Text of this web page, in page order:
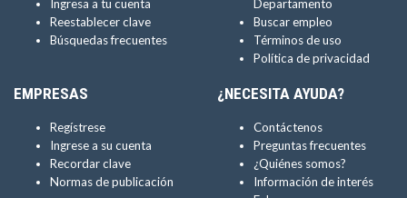
Ingresa a tu cuenta
Reestablecer clave
Búsquedas frecuentes
Departamento
Buscar empleo
Términos de uso
Política de privacidad
EMPRESAS
Regístrese
Ingrese a su cuenta
Recordar clave
Normas de publicación
¿NECESITA AYUDA?
Contáctenos
Preguntas frecuentes
¿Quiénes somos?
Información de interés